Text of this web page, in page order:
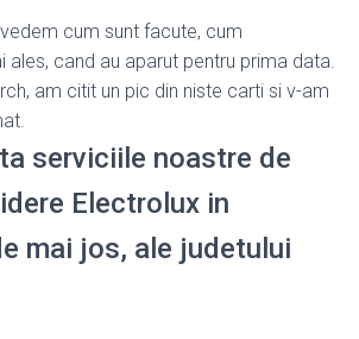
cum sunt facute, cum
ales, cand au aparut pentru prima data.
am citit un pic din niste carti si v-am
serviciile noastre de
Electrolux in
mai jos, ale judetului